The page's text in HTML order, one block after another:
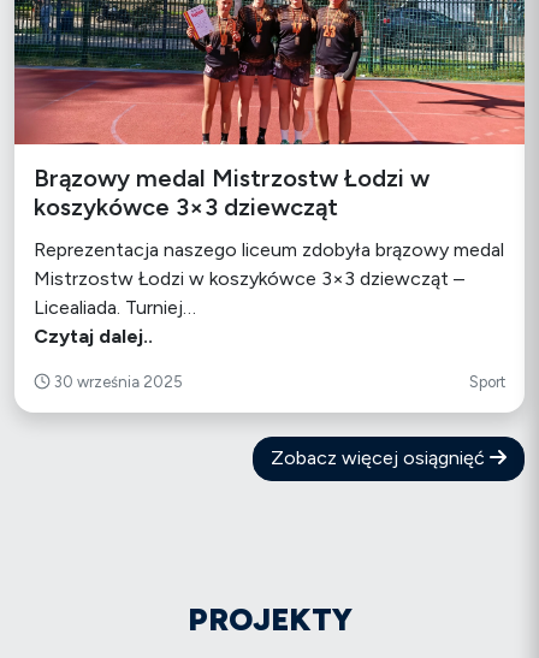
Brązowy medal Mistrzostw Łodzi w
koszykówce 3×3 dziewcząt
Reprezentacja naszego liceum zdobyła brązowy medal
Mistrzostw Łodzi w koszykówce 3×3 dziewcząt –
Licealiada. Turniej…
Czytaj dalej..
30 września 2025 Sport
Zobacz więcej osiągnięć
PROJEKTY